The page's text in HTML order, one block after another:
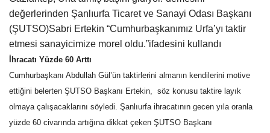
Tekno Bilim
Ekonomi
Siyaset
Galeriler
değerlerinden Şanlıurfa Ticaret ve Sanayi Odası Başkanı
(ŞUTSO)Sabri Ertekin “Cumhurbaşkanımız Urfa’yı taktir
etmesi sanayicimize morel oldu.”ifadesini kullandı
İhracatı Yüzde 60 Arttı
Cumhurbaşkanı Abdullah Gül’ün taktirlerini almanın kendilerini motive
ettiğini belerten ŞUTSO Başkanı Ertekin, söz konusu taktire layık
olmaya çalışacaklarını söyledi. Şanlıurfa ihracatının gecen yıla oranla
yüzde 60 civarında artığına dikkat çeken ŞUTSO Başkanı